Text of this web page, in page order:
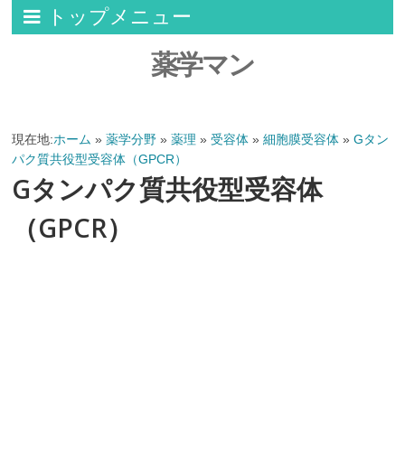
トップメニュー
薬学マン
現在地:ホーム »薬学分野 »薬理 »受容体 »細胞膜受容体 »Gタン
パク質共役型受容体（GPCR）
Gタンパク質共役型受容体
（GPCR）